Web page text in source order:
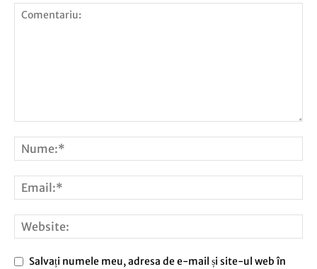
Salvați numele meu, adresa de e-mail și site-ul web în